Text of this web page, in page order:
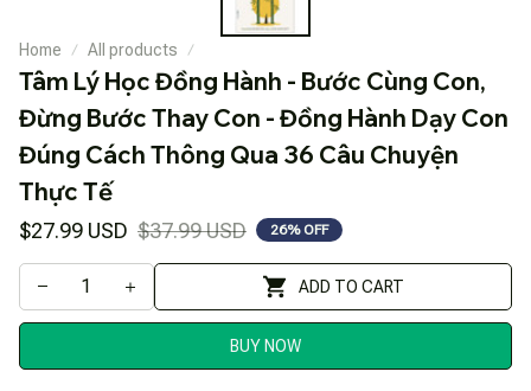
Home All products
Tâm Lý Học Đồng Hành - Bước Cùng Con,
Đừng Bước Thay Con - Đồng Hành Dạy Con
Đúng Cách Thông Qua 36 Câu Chuyện
Thực Tế
$27.99 USD $37.99 USD 26% OFF
ADD TO CART
BUY NOW